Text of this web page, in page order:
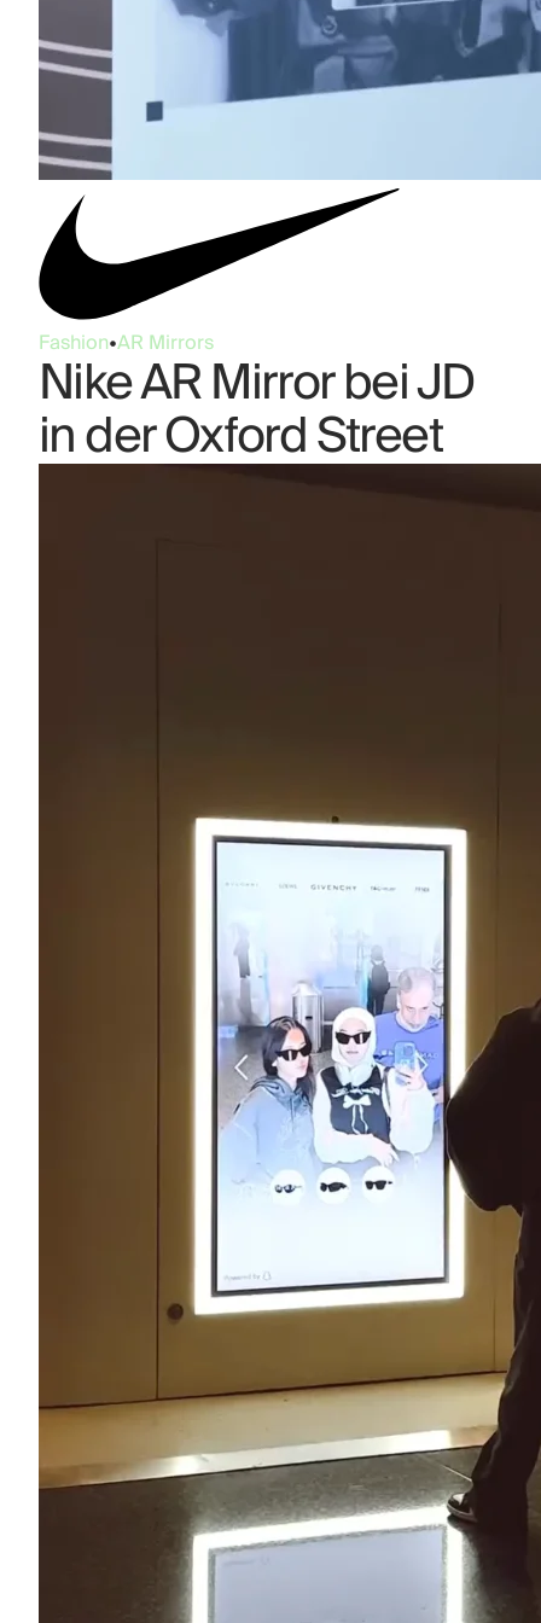
Fashion•AR Mirrors
Nike AR Mirror bei JD
in der Oxford Street